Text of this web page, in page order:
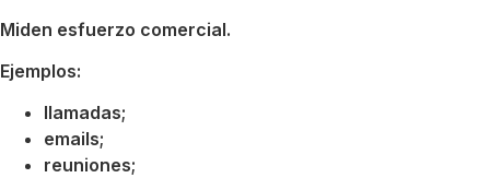
Miden esfuerzo comercial.
Ejemplos:
llamadas;
emails;
reuniones;